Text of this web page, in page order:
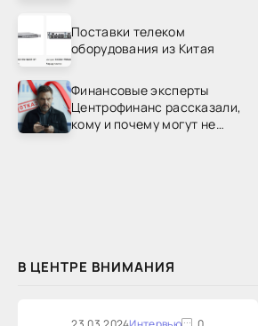
Поставки телеком
оборудования из Китая
Финансовые эксперты
Центрофинанс рассказали,
кому и почему могут не
В ЦЕНТРЕ ВНИМАНИЯ